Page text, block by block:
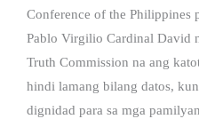
Conference of the Philippines
Pablo Virgilio Cardinal David
Truth Commission na ang
hindi lamang bilang datos,
dignidad para sa mga